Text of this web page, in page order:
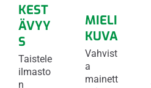
KEST
ÄVYY
S
Taistele
ilmasto
n
MIELI
KUVA
Vahvist
a
mainett